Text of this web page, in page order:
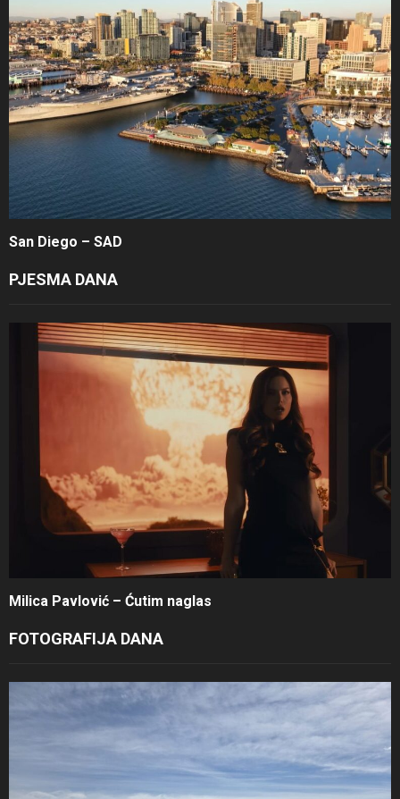
San Diego – SAD
PJESMA DANA
Milica Pavlović – Ćutim naglas
FOTOGRAFIJA DANA